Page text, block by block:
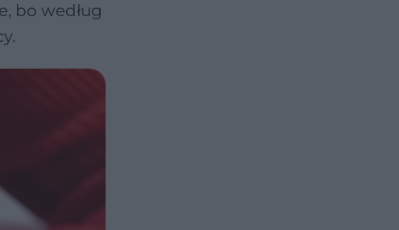
bo według